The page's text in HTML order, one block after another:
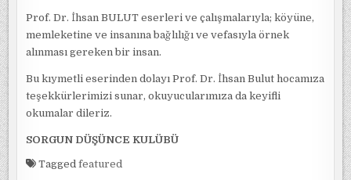
Prof. Dr. İhsan BULUT eserleri ve çalışmalarıyla; köyüne,
memleketine ve insanına bağlılığı ve vefasıyla örnek
alınması gereken bir insan.
Bu kıymetli eserinden dolayı Prof. Dr. İhsan Bulut hocamıza
teşekkürlerimizi sunar, okuyucularımıza da keyifli
okumalar dileriz.
SORGUN DÜŞÜNCE KULÜBÜ
Taggedfeatured